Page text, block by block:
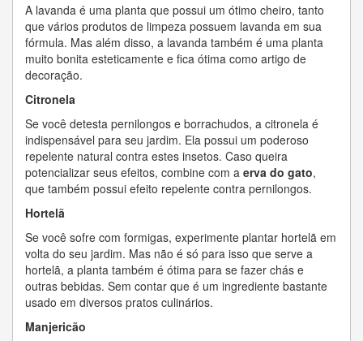
A lavanda é uma planta que possui um ótimo cheiro, tanto
que vários produtos de limpeza possuem lavanda em sua
fórmula. Mas além disso, a lavanda também é uma planta
muito bonita esteticamente e fica ótima como artigo de
decoração.
Citronela
Se você detesta pernilongos e borrachudos, a citronela é
indispensável para seu jardim. Ela possui um poderoso
repelente natural contra estes insetos. Caso queira
potencializar seus efeitos, combine com a erva do gato,
que também possui efeito repelente contra pernilongos.
Hortelã
Se você sofre com formigas, experimente plantar hortelã em
volta do seu jardim. Mas não é só para isso que serve a
hortelã, a planta também é ótima para se fazer chás e
outras bebidas. Sem contar que é um ingrediente bastante
usado em diversos pratos culinários.
Manjericão